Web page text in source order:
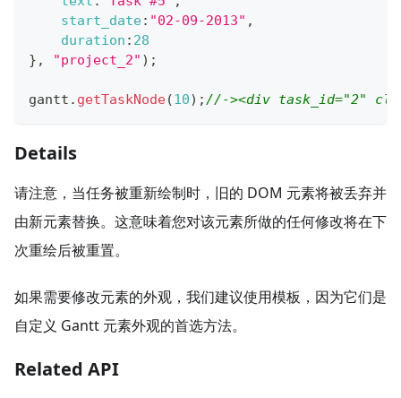
start_date: "02-09-2013" ,
duration : 28
} , "project_2" ) ;
gantt . getTaskNode(10) ;//-><div task_id=​"2"
Details
请注意，当任务被重新绘制时，旧的 DOM 元素将被丢弃并
由新元素替换。这意味着您对该元素所做的任何修改将在下
次重绘后被重置。
如果需要修改元素的外观，我们建议使用模板，因为它们是
自定义 Gantt 元素外观的首选方法。
Related API